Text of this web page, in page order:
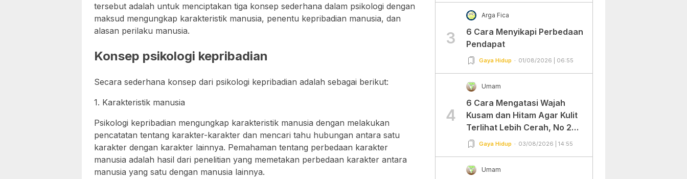
tersebut adalah untuk menciptakan tiga konsep sederhana dalam psikologi dengan
maksud mengungkap karakteristik manusia, penentu kepribadian manusia, dan
alasan perilaku manusia.
Konsep psikologi kepribadian
Secara sederhana konsep dari psikologi kepribadian adalah sebagai berikut:
1. Karakteristik manusia
Psikologi kepribadian mengungkap karakteristik manusia dengan melakukan
pencatatan tentang karakter-karakter dan mencari tahu hubungan antara satu
karakter dengan karakter lainnya. Pemahaman tentang perbedaan karakter
manusia adalah hasil dari penelitian yang memetakan perbedaan karakter antara
manusia yang satu dengan manusia lainnya.
3
Arga Fica
6 Cara Menyikapi Perbedaan
Pendapat
Gaya Hidup 01/08/2026 | 06:55
4
Umam
6 Cara Mengatasi Wajah
Kusam dan Hitam Agar Kulit
Terlihat Lebih Cerah, No 2
Gampang Banget dan Mudah
Gaya Hidup 03/08/2026 | 14:55
Umam